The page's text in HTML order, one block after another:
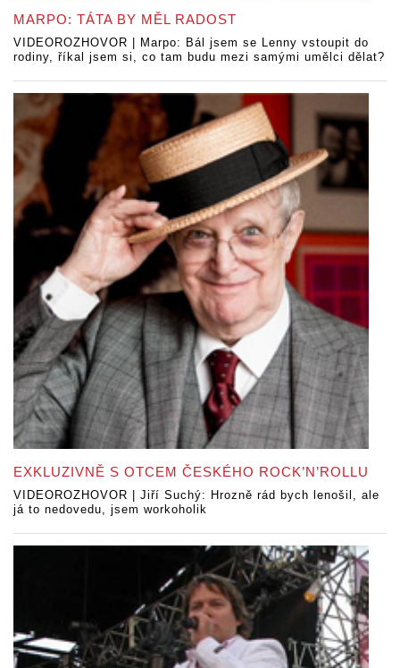
MARPO: TÁTA BY MĚL RADOST
VIDEOROZHOVOR | Marpo: Bál jsem se Lenny vstoupit do
rodiny, říkal jsem si, co tam budu mezi samými umělci dělat?
EXKLUZIVNĚ S OTCEM ČESKÉHO ROCK’N’ROLLU
VIDEOROZHOVOR | Jiří Suchý: Hrozně rád bych lenošil, ale
já to nedovedu, jsem workoholik